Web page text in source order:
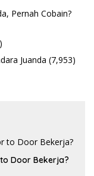
Pernah Cobain?
Juanda (7,953)
Door Bekerja?